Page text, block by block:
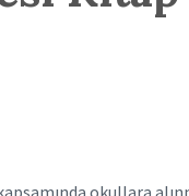
okullara